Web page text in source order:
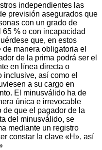
independientes las
previsión asegurados que
con un grado de
% o con incapacidad
que, en estos
manera obligatoria el
de la prima podrá ser el
en línea directa o
inclusive, así como el
a su cargo en
El minusválido ha de
única e irrevocable
que el pagador de la
del minusválido, se
mediante un registro
constar la clave «H», así